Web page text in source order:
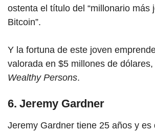
ostenta el título del “millonario más
Bitcoin”.
Y la fortuna de este joven
valorada en $5 millones de
Wealthy Persons.
6. Jeremy Gardner
Jeremy Gardner tiene 25 años y es